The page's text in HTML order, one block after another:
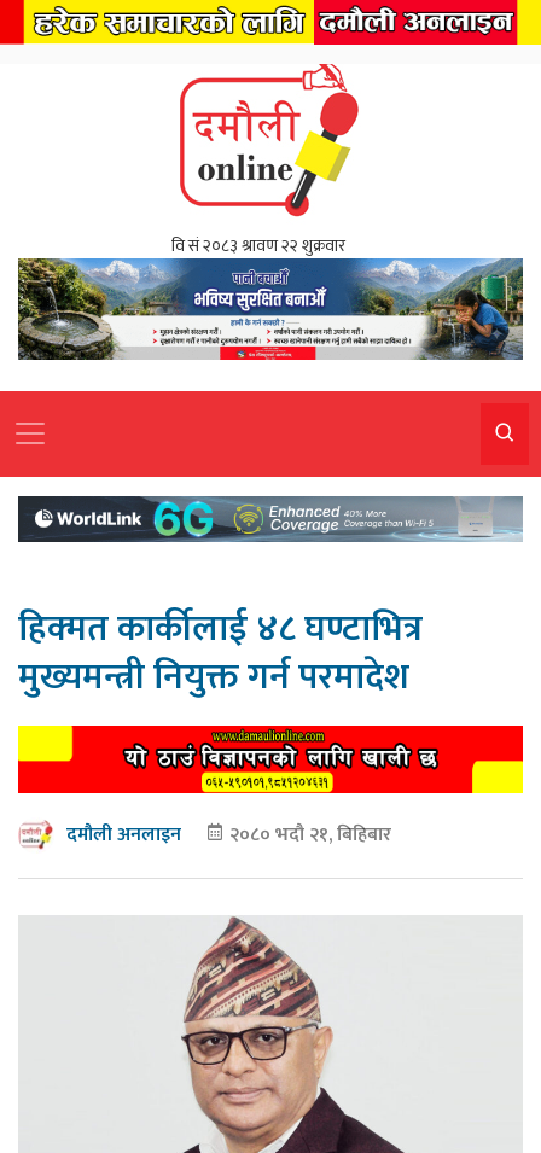
हिक्मत कार्कीलाई ४८ घण्टाभित्र
मुख्यमन्त्री नियुक्त गर्न परमादेश
दमौली अनलाइन २०८० भदौ २१, बिहिबार